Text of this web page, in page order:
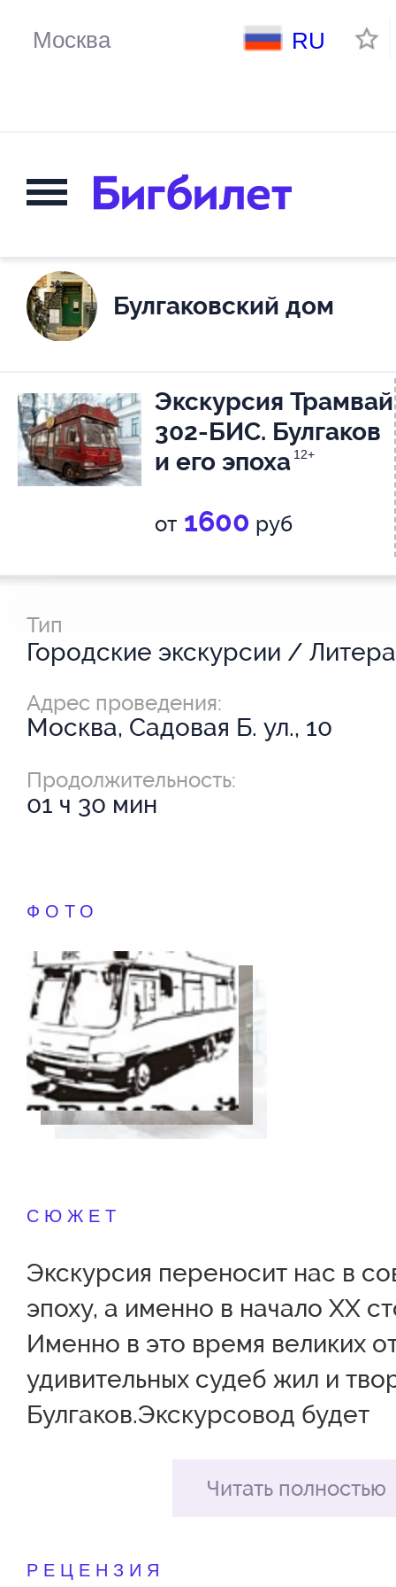
RU
Булгаковский дом
Экскурсия Трамвай
302-БИС. Булгаков
и его эпоха 12+
от 1600 руб
Тип
Адрес проведения:
Москва, Садовая Б. ул., 10
Продолжительность:
01 ч 30 мин
ФОТО
СЮЖЕТ
Экскурсия переносит нас в
эпоху, а именно в начало XX
Именно в это время великих
удивительных судеб жил и
Булгаков.Экскурсовод будет
поездки и расскажет, как
рельсы на Патриарших, и если
Читать полностью
РЕЦЕНЗИЯ